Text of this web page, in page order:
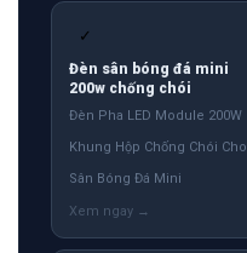
✓
Đèn sân bóng đá mini
200w chống chói
Đèn Pha LED Module 200W
Khung Hộp Chống Chói Cho
Sân Bóng Đá Mini